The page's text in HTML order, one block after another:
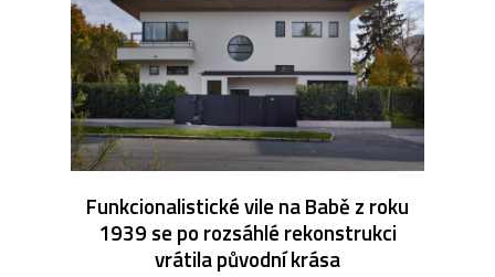
Funkcionalistické vile na Babě z roku
1939 se po rozsáhlé rekonstrukci
vrátila původní krása